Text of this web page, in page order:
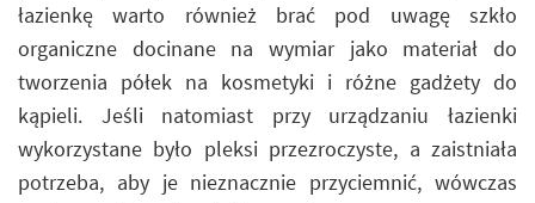
łazienkę warto również brać pod uwagę szkło
organiczne docinane na wymiar jako materiał do
tworzenia półek na kosmetyki i różne gadżety do
kąpieli. Jeśli natomiast przy urządzaniu łazienki
wykorzystane było pleksi przezroczyste, a zaistniała
potrzeba, aby je nieznacznie przyciemnić, wówczas